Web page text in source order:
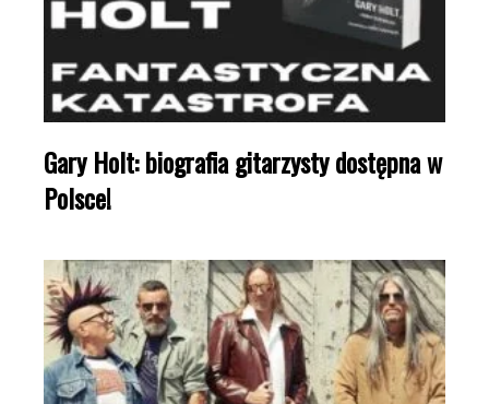
Gary Holt: biografia gitarzysty dostępna w
Polsce!